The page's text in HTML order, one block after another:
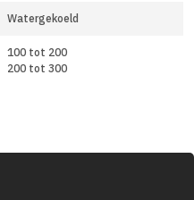
Watergekoeld
100 tot 200
200 tot 300